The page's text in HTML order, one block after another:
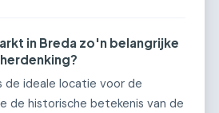
in Breda zo'n belangrijke
de ideale locatie voor de
de historische betekenis van de